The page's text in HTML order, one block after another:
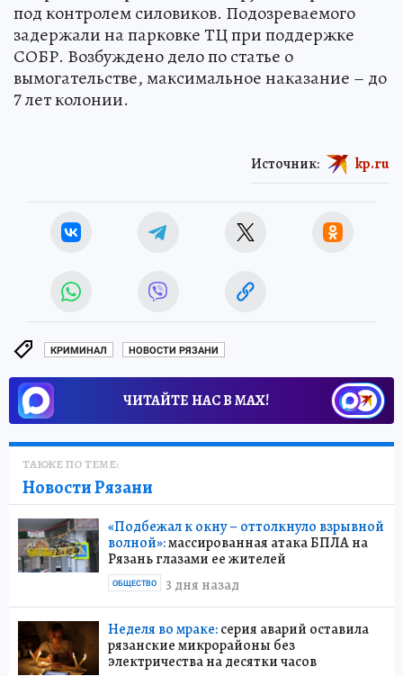
под контролем силовиков. Подозреваемого
задержали на парковке ТЦ при поддержке
СОБР. Возбуждено дело по статье о
вымогательстве, максимальное наказание – до
7 лет колонии.
Источник: kp.ru
КРИМИНАЛ НОВОСТИ РЯЗАНИ
ЧИТАЙТЕ НАС В МАХ!
ТАКЖЕ ПО ТЕМЕ:
Новости Рязани
«Подбежал к окну – оттолкнуло взрывной
волной»:массированная атака БПЛА на
Рязань глазами ее жителей
3 дня назад
ОБЩЕСТВО
Неделя во мраке:серия аварий оставила
рязанские микрорайоны без
электричества на десятки часов